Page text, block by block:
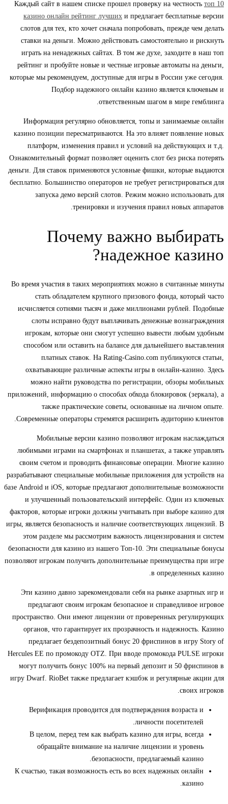
Каждый сайт в нашем списке прошел проверку на честность топ 10
казино онлайн рейтинг лучших и предлагает бесплатные версии
слотов для тех, кто хочет сначала попробовать, прежде чем делать
ставки на деньги. Можно действовать самостоятельно и рискнуть
играть на ненадежных сайтах. В том же духе, заходите в наш топ
рейтинг и пробуйте новые и честные игровые автоматы на деньги,
которые мы рекомендуем, доступные для игры в России уже сегодня.
Подбор надежного онлайн казино является ключевым и
ответственным шагом в мире гемблинга.
Информация регулярно обновляется, топы и занимаемые онлайн
казино позиции пересматриваются. На это влияет появление новых
платформ, изменения правил и условий на действующих и т.д.
Ознакомительный формат позволяет оценить слот без риска потерять
деньги. Для ставок применяются условные фишки, которые выдаются
бесплатно. Большинство операторов не требует регистрироваться для
запуска демо версий слотов. Режим можно использовать для
тренировки и изучения правил новых аппаратов.
Почему важно выбирать
надежное казино?
Во время участия в таких мероприятиях можно в считанные минуты
стать обладателем крупного призового фонда, который часто
исчисляется сотнями тысяч и даже миллионами рублей. Подобные
слоты исправно будут выплачивать денежные вознаграждения
игрокам, которые они смогут успешно вывести любым удобным
способом или оставить на балансе для дальнейшего выставления
платных ставок. На Rating-Casino.com публикуются статьи,
охватывающие различные аспекты игры в онлайн-казино. Здесь
можно найти руководства по регистрации, обзоры мобильных
приложений, информацию о способах обхода блокировок (зеркала), а
также практические советы, основанные на личном опыте.
Современные операторы стремятся расширить аудиторию клиентов.
Мобильные версии казино позволяют игрокам наслаждаться
любимыми играми на смартфонах и планшетах, а также управлять
своим счетом и проводить финансовые операции. Многие казино
разрабатывают специальные мобильные приложения для устройств на
базе Android и iOS, которые предлагают дополнительные возможности
и улучшенный пользовательский интерфейс. Один из ключевых
факторов, которые игроки должны учитывать при выборе казино для
игры, является безопасность и наличие соответствующих лицензий. В
этом разделе мы рассмотрим важность лицензирования и систем
безопасности для казино из нашего Топ-10. Эти специальные бонусы
позволяют игрокам получить дополнительные преимущества при игре
в определенных казино.
Эти казино давно зарекомендовали себя на рынке азартных игр и
предлагают своим игрокам безопасное и справедливое игровое
пространство. Они имеют лицензии от проверенных регулирующих
органов, что гарантирует их прозрачность и надежность. Казино
предлагает бездепозитный бонус 20 фриспинов в игру Story of
Hercules EE по промокоду OTZ. При вводе промокода PULSE игроки
могут получить бонус 100% на первый депозит и 50 фриспинов в
игру Dwarf. RioBet также предлагает кэшбэк и регулярные акции для
своих игроков.
Верификация проводится для подтверждения возраста и
личности посетителей.
В целом, перед тем как выбрать казино для игры, всегда
обращайте внимание на наличие лицензии и уровень
безопасности, предлагаемый казино.
К счастью, такая возможность есть во всех надежных онлайн
казино.